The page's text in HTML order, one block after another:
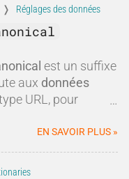
? Est-il
dépassé ? Faut-il
lui préférer
?Dans
nous allons
critiques les plus
Réglages des données
est un suffixe
aux données
URL, pour
EN SAVOIR PLUS »